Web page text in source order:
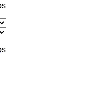
Classificado
Classificado